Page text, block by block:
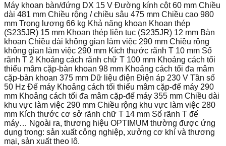
Máy khoan bàn/đứng DX 15 V Đường kính cột 60 mm Chiều
dài 481 mm Chiều rộng / chiều sâu 475 mm Chiều cao 980
mm Trọng lượng 66 kg Khả năng khoan Khoan thép
(S235JR) 15 mm Khoan thép liên tục (S235JR) 12 mm Bàn
khoan Chiều dài không gian làm việc 290 mm Chiều rộng
không gian làm việc 290 mm Kích thước rãnh T 10 mm Số
rãnh T 2 Khoảng cách rãnh chữ T 100 mm Khoảng cách tối
thiểu mâm cặp-bàn khoan 98 mm Khoảng cách tối đa mâm
cặp-bàn khoan 375 mm Dữ liệu điện Điện áp 230 V Tần số
50 Hz Đế máy Khoảng cách tối thiểu mâm cặp-đế máy 290
mm Khoảng cách tối đa mâm cặp-đế máy 355 mm Chiều dài
khu vực làm việc 290 mm Chiều rộng khu vực làm việc 280
mm Kích thước cơ sở rãnh chữ T 14 mm Số rãnh T đế
máy… Ngoài ra, thương hiệu OPTIMUM thường được ứng
dụng trong: sản xuất công nghiệp, xưởng cơ khí và thương
mại, sản xuất theo lô.